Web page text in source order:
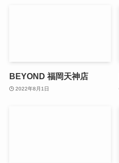
BEYOND 福岡天神店
2022年8月1日